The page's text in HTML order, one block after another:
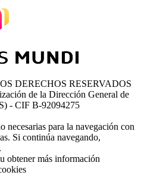
DERECHOS RESERVADOS
de la Dirección General de
- CIF B-92094275
necesarias para la navegación con
Si continúa navegando,
obtener más información